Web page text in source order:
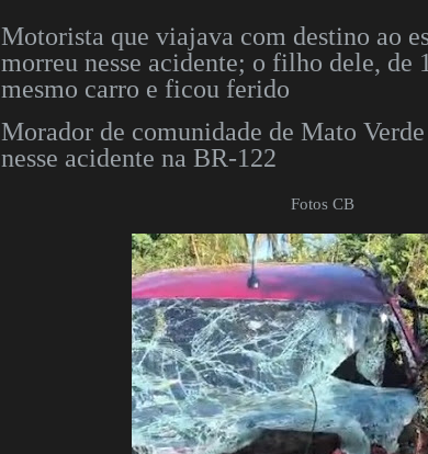
Motorista que viajava com destino ao
morreu nesse acidente; o filho dele, de
mesmo carro e ficou ferido
Morador de comunidade de Mato
nesse acidente na BR-122
Fotos CB